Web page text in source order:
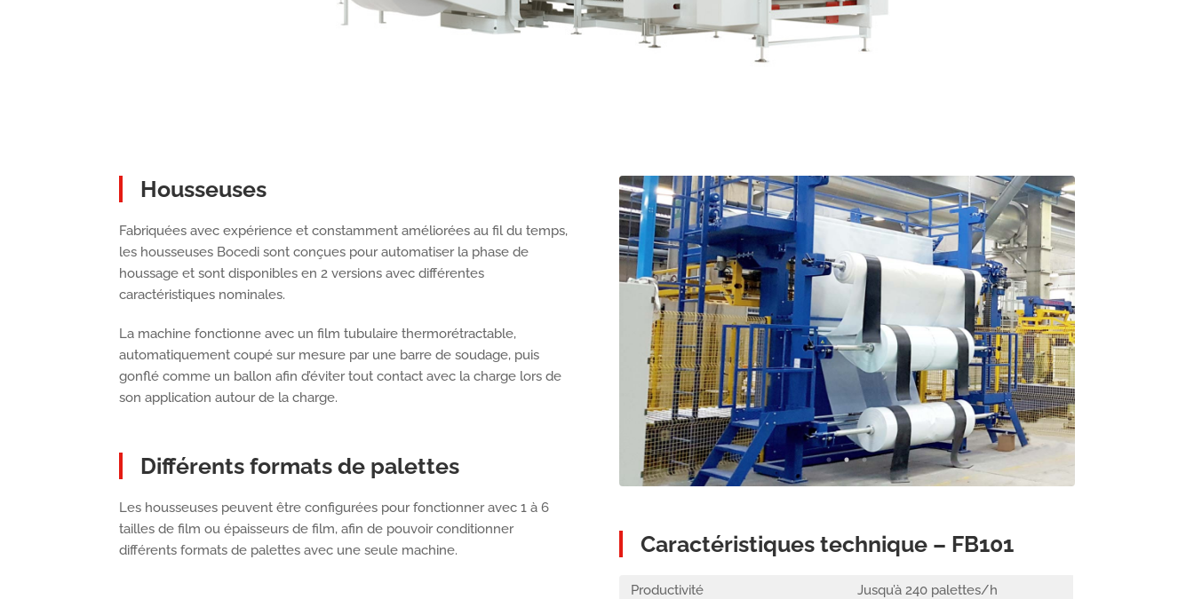
Housseuses
Fabriquées avec expérience et constamment améliorées au fil du temps,
les housseuses Bocedi sont conçues pour automatiser la phase de
houssage et sont disponibles en 2 versions avec différentes
caractéristiques nominales.
La machine fonctionne avec un film tubulaire thermorétractable,
automatiquement coupé sur mesure par une barre de soudage, puis
gonflé comme un ballon afin d’éviter tout contact avec la charge lors de
son application autour de la charge.
Différents formats de palettes
Les housseuses peuvent être configurées pour fonctionner avec 1 à 6
tailles de film ou épaisseurs de film, afin de pouvoir conditionner
différents formats de palettes avec une seule machine.
Caractéristiques technique – FB101
Productivité
Jusqu’à 240 palettes/h